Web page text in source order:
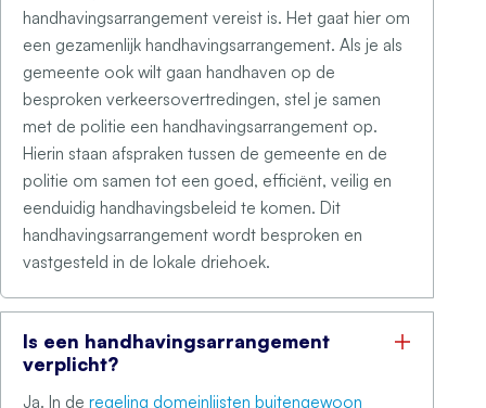
handhavingsarrangement vereist is. Het gaat hier om
een gezamenlijk handhavingsarrangement. Als je als
gemeente ook wilt gaan handhaven op de
besproken verkeersovertredingen, stel je samen
met de politie een handhavingsarrangement op.
Hierin staan afspraken tussen de gemeente en de
politie om samen tot een goed, efficiënt, veilig en
eenduidig handhavingsbeleid te komen. Dit
handhavingsarrangement wordt besproken en
vastgesteld in de lokale driehoek.
Is een handhavingsarrangement
verplicht?
Ja. In de regeling domeinlijsten buitengewoon